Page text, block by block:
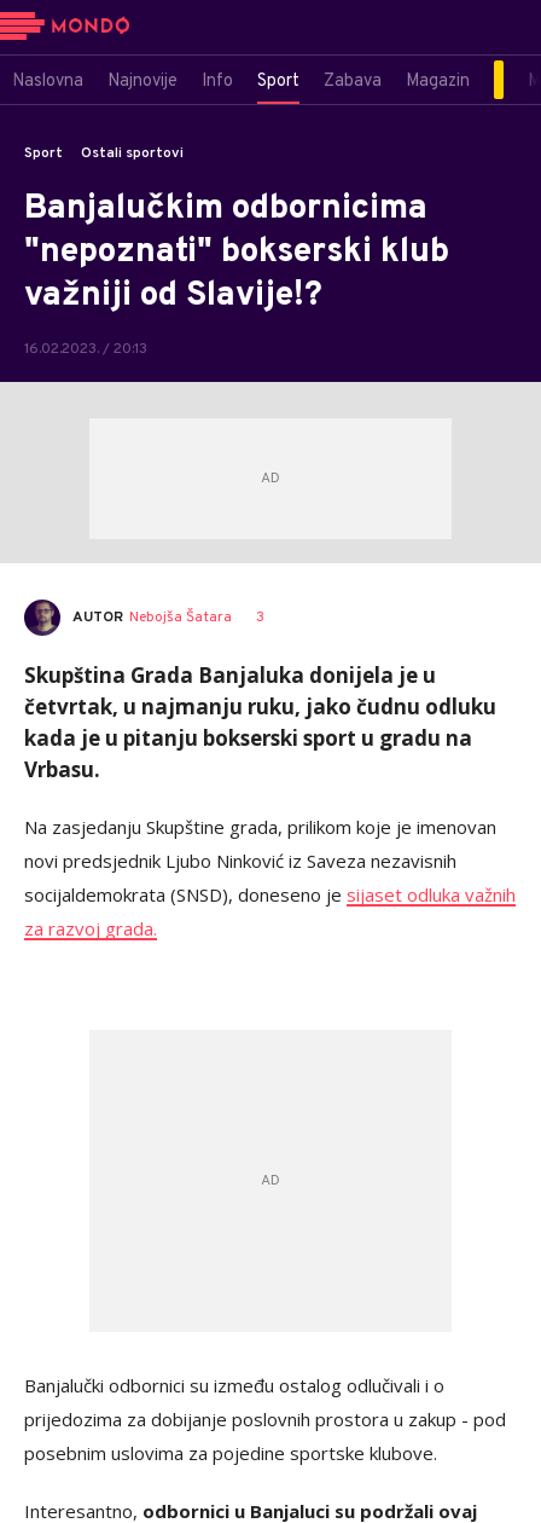
Naslovna Najnovije Info Sport Zabava Magazin
Sport Ostali sportovi
Banjalučkim odbornicima
"nepoznati" bokserski klub
važniji od Slavije!?
16.02.2023. / 20:13
AUTOR Nebojša Šatara 3
Skupština Grada Banjaluka donijela je u
četvrtak, u najmanju ruku, jako čudnu odluku
kada je u pitanju bokserski sport u gradu na
Vrbasu.
Na zasjedanju Skupštine grada, prilikom koje je imenovan
novi predsjednik Ljubo Ninković iz Saveza nezavisnih
socijaldemokrata (SNSD), doneseno je sijaset odluka važnih
za razvoj grada.
Banjalučki odbornici su između ostalog odlučivali i o
prijedozima za dobijanje poslovnih prostora u zakup - pod
posebnim uslovima za pojedine sportske klubove.
Interesantno, odbornici u Banjaluci su podržali ovaj